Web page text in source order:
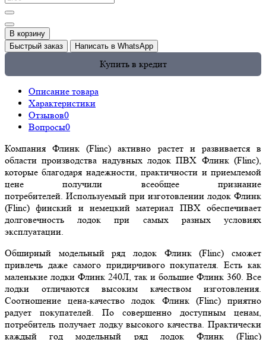
В корзину
Быстрый заказ
Написать в WhatsApp
Купить в кредит
Описание товара
Характеристики
Отзывов0
Вопросы0
Компания Флинк (Flinc) активно растет и развивается в
области производства надувных лодок ПВХ Флинк (Flinc),
которые благодаря надежности, практичности и приемлемой
цене получили всеобщее признание
потребителей. Используемый при изготовлении лодок Флинк
(Flinc) финский и немецкий материал ПВХ обеспечивает
долговечность лодок при самых разных условиях
эксплуатации.
Обширный модельный ряд лодок Флинк (Flinc) сможет
привлечь даже самого придирчивого покупателя. Есть как
маленькие лодки Флинк 240Л, так и большие Флинк 360. Все
лодки отличаются высоким качеством изготовления.
Соотношение цена-качество лодок Флинк (Flinc) приятно
радует покупателей. По совершенно доступным ценам,
потребитель получает лодку высокого качества. Практически
каждый год модельный ряд лодок Флинк (Flinc)